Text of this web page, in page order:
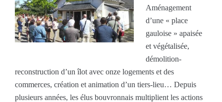
Aménagement
d’une « place
gauloise » apaisée
et végétalisée,
démolition-
reconstruction d’un îlot avec onze logements et des
commerces, création et animation d’un tiers-lieu… Depuis
plusieurs années, les élus bouvronnais multiplient les actions